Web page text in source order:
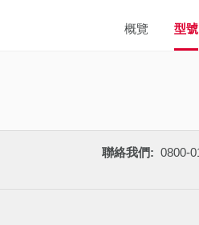
概覽 型號
聯絡我們: 0800-